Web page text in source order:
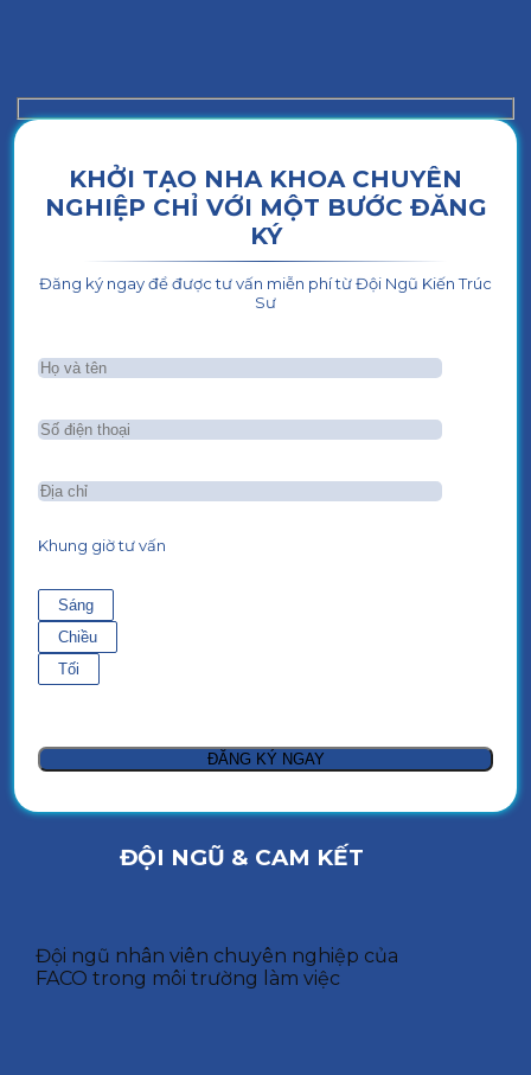
KHỞI TẠO NHA KHOA CHUYÊN
NGHIỆP CHỈ VỚI MỘT BƯỚC ĐĂNG
KÝ
Đăng ký ngay để được tư vấn miễn phí từ Đội Ngũ Kiến Trúc
Sư
Khung giờ tư vấn
Sáng
Chiều
Tối
ĐỘI NGŨ & CAM KẾT
Đội ngũ nhân viên chuyên nghiệp của
FACO trong môi trường làm việc